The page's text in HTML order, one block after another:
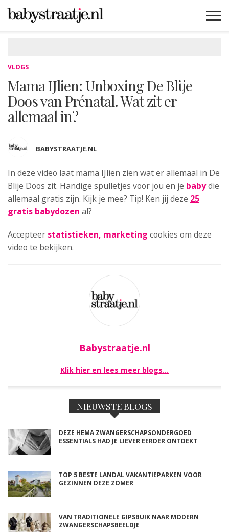
VLOGS
Mama IJlien: Unboxing De Blije
Doos van Prénatal. Wat zit er
allemaal in?
BABYSTRAATJE.NL
In deze video laat mama IJlien zien wat er allemaal in De
Blije Doos zit. Handige spulletjes voor jou en je babydie
allemaal gratis zijn. Kijk je mee? Tip! Ken jij deze 25
gratis babydozen al?
Accepteer statistieken, marketing cookies om deze
video te bekijken.
Babystraatje.nl
Klik hier en lees meer blogs…
NIEUWSTE BLOGS
DEZE HEMA ZWANGERSCHAPSONDERGOED
ESSENTIALS HAD JE LIEVER EERDER ONTDEKT
TOP 5 BESTE LANDAL VAKANTIEPARKEN VOOR
GEZINNEN DEZE ZOMER
VAN TRADITIONELE GIPSBUIK NAAR MODERN
ZWANGERSCHAPSBEELDJE